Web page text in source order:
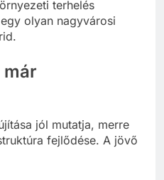
terhelés
olyan nagyvárosi
már
jól mutatja, merre
fejlődése. A jövő